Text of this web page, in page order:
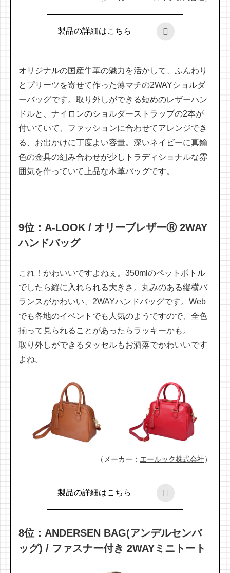
製品の詳細はこちら
オリジナルの国産牛革の魅力を活かして、ふんわり
とプリーツを寄せて作った薄マチの2WAYショルダ
ーバッグです。取り外しができる短めのレザーハン
ドルと、ナイロンのショルダーストラップの2本が
付いていて、ファッションに合わせてアレンジでき
る、お出かけに丁度よい容量。深いネイビーに真鍮
色の金具の組み合わせが少しトラディショナルな雰
囲気を作っていて上品な本革バッグです。
9位：A-LOOK / オリーブレザーⓇ 2WAY
ハンドバッグ
これ！かわいいですよねぇ。350mlのペットボトル
でしたら縦に入れられる大きさ。丸みのある縦横バ
ランスがかわいい、2WAYハンドバッグです。Web
でも各地のイベントでも人気のようですので、全色
揃って見られることがあったらラッキーかも。
取り外しができるタッセルもお洒落でかわいいです
よね。
（メーカー： エールック株式会社）
製品の詳細はこちら
8位：ANDERSEN BAG(アンデルセンバ
ッグ) / ファスナー付き 2WAYミニトート